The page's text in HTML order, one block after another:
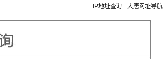
大唐网址导航
IP地址查询